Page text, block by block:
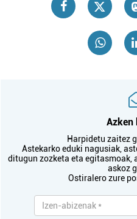
Azken
Harpidetu zaitez
Astekarko eduki nagusiak,
ditugun zozketa eta egitasmoak,
askoz
Ostiralero zure